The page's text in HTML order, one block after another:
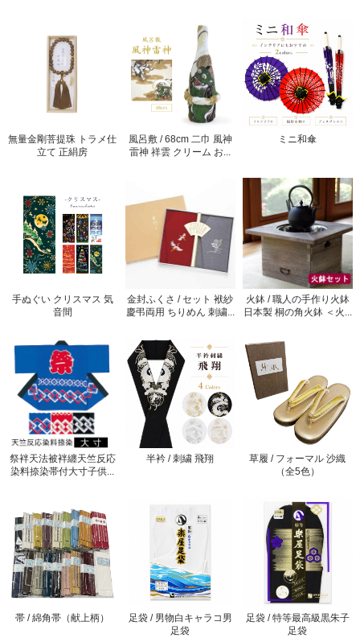
無量金剛菩提珠 トラメ仕
立て 正絹房
風呂敷 / 68cm 二巾 風神
雷神 祥雲 クリーム お...
ミニ和傘
手ぬぐい クリスマス 気
音間
金封ふくさ / セット 袱紗
慶弔両用 ちりめん 刺繍...
火鉢 / 職人の手作り火鉢
日本製 桐の角火鉢 ＜火...
祭袢天法被袢纏天竺反応
染料捺染帯付大寸子供...
半衿 / 刺繍 飛翔
草履 / フォーマル 沙織
（全5色）
帯 / 綿角帯（献上柄）
足袋 / 男物白キャラコ男
足袋
足袋 / 特等最高級黒朱子
足袋